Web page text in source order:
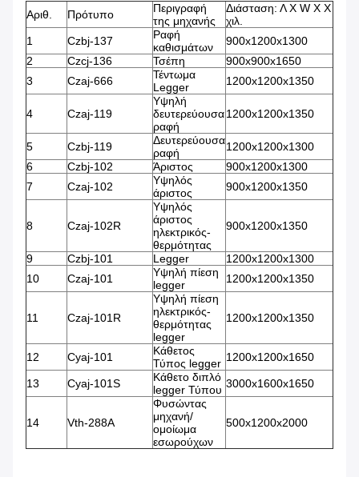
Αριθ. Πρότυπο
Περιγραφή
της μηχανής
Διάσταση: Λ Χ W Χ Χ
χιλ.
1
Czbj-137
Ραφή
καθισμάτων
900x1200x1300
2
Czcj-136 Τσέπη
900x900x1650
3
Czaj-666
Τέντωμα
Legger
1200x1200x1350
4 Czaj-119
Υψηλή
δευτερεύουσα
ραφή
1200x1200x1350
5 Czbj-119
Δευτερεύουσα
ραφή
1200x1200x1300
6
Czbj-102 Άριστος
900x1200x1300
7
Czaj-102
Υψηλός
άριστος
900x1200x1350
8 Czaj-102R
Υψηλός
άριστος
ηλεκτρικός-
θερμότητας
900x1200x1350
9 Czbj-101 Legger
1200x1200x1300
10
Czaj-101
Υψηλή πίεση
legger
1200x1200x1350
11 Czaj-101R
Υψηλή πίεση
ηλεκτρικός-
θερμότητας
legger
1200x1200x1350
12 Cyaj-101
Κάθετος
Τύπος legger 1200x1200x1650
13 Cyaj-101S
Κάθετο διπλό
legger Τύπου 3000x1600x1650
14 Vth-288A
Φυσώντας
μηχανή/
ομοίωμα
εσωρούχων
500x1200x2000